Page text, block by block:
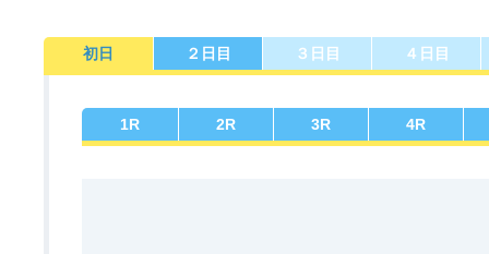
今節の進入コース別成績
佐賀支部選手一覧 記念競走優勝選手一覧
初日 ２日目 ３日目 ４日目
1R 2R 3R 4R